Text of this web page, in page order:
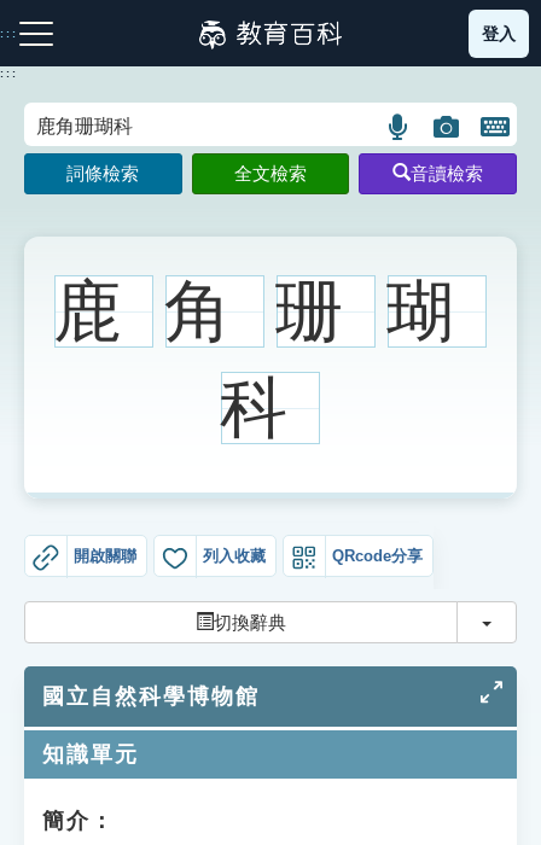
到
主
:::
注音索引圖示 筆畫索引圖示 部首索引表圖示
成語故事
索引選單
知識索引
生命大百科索引
遊戲專區
教學應用
登入
:::
語
言
搜
示
圖
片
搜
示
開
鍵
圖
詞條檢索 全文檢索 音讀檢索
鹿 角 珊 瑚
科
開啟關聯 列入收藏 QRcode分享
切換辭典 切換
國立自然科學博物館
知識單元
簡介：